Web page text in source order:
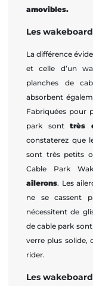
amovibles.
Les
La différence
et celle d’un
planches de
absorbent
Fabriquées pour
park sont très
constaterez que
sont très petits
Cable Park
ailerons. Les
ne se cassent
nécessitent de
de cable park
verre plus solide,
rider.
Les